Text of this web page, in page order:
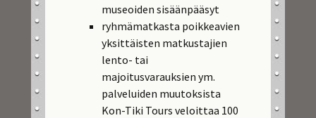
museoiden sisäänpääsyt
ryhmämatkasta poikkeavien
yksittäisten matkustajien
lento- tai
majoitusvarauksien ym.
palveluiden muutoksista
Kon-Tiki Tours veloittaa 100